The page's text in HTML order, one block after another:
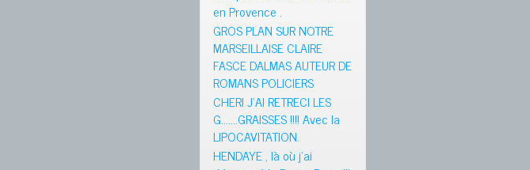
en Provence .
GROS PLAN SUR NOTRE
MARSEILLAISE CLAIRE
FASCE DALMAS AUTEUR DE
ROMANS POLICIERS
CHERI J’AI RETRECI LES
G…….GRAISSES !!!! Avec la
LIPOCAVITATION.
HENDAYE , là où j’ai